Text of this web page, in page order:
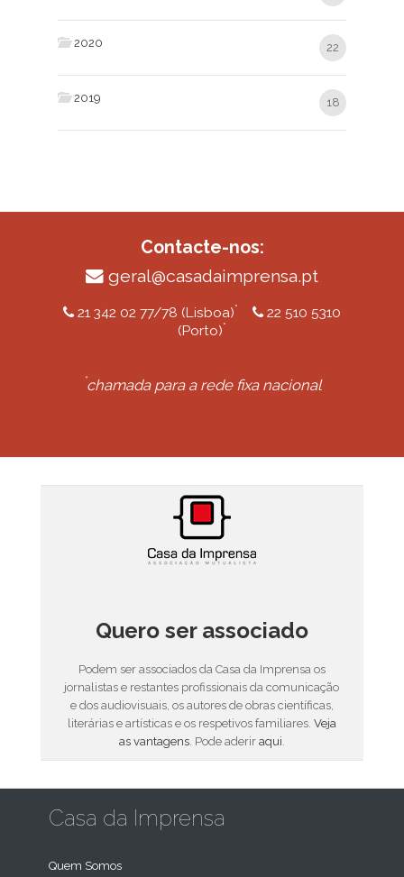
2020 22
2019 18
Contacte-nos:
geral@casadaimprensa.pt
21 342 02 77/78 (Lisboa)*
22 510 5310
(Porto)*
*chamada para a rede fixa nacional
Quero ser associado
Podem ser associados da Casa da Imprensa os
jornalistas e restantes profissionais da comunicação
e dos audiovisuais, os autores de obras científicas,
literárias e artísticas e os respetivos familiares. Veja
as vantagens. Pode aderir aqui
Casa da Imprensa
Quem Somos